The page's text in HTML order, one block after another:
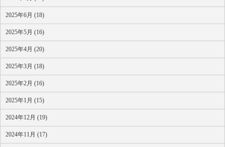
2025年6月 (18)
2025年5月 (16)
2025年4月 (20)
2025年3月 (18)
2025年2月 (16)
2025年1月 (15)
2024年12月 (19)
2024年11月 (17)